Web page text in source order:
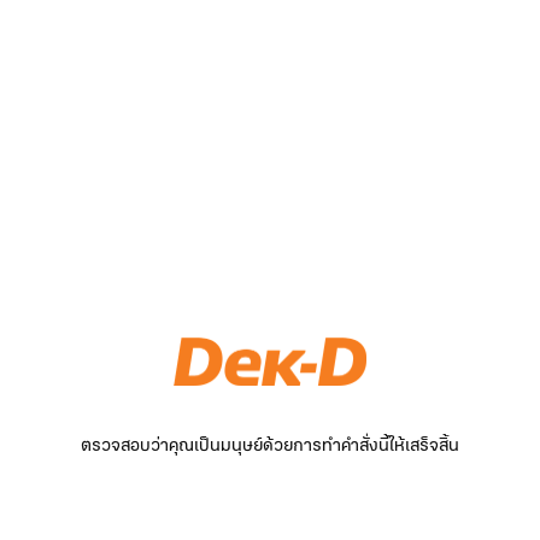
ตรวจสอบว่าคุณเป็นมนุษย์ด้วยการทำคำสั่งนี้ให้เสร็จสิ้น